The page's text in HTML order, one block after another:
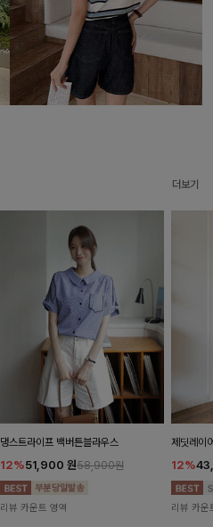
더보기
댕스트라이프 백버튼블라우스
12%51,900 원58,900원
리뷰 카운트 영역
제딧레이
12%
리뷰 카운